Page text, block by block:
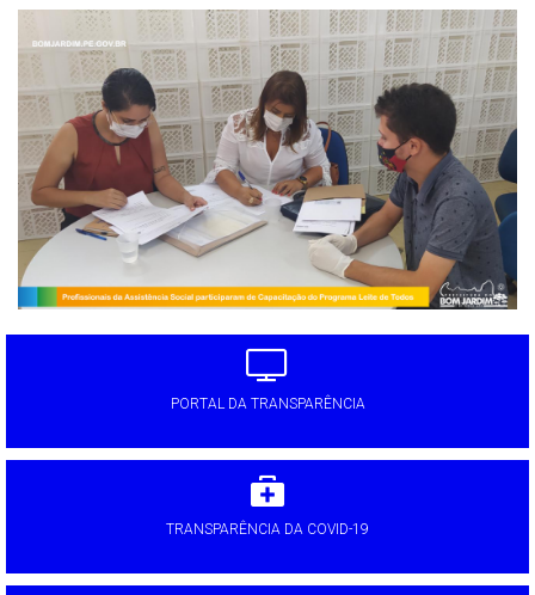
PORTAL DA TRANSPARÊNCIA
TRANSPARÊNCIA DA COVID-19